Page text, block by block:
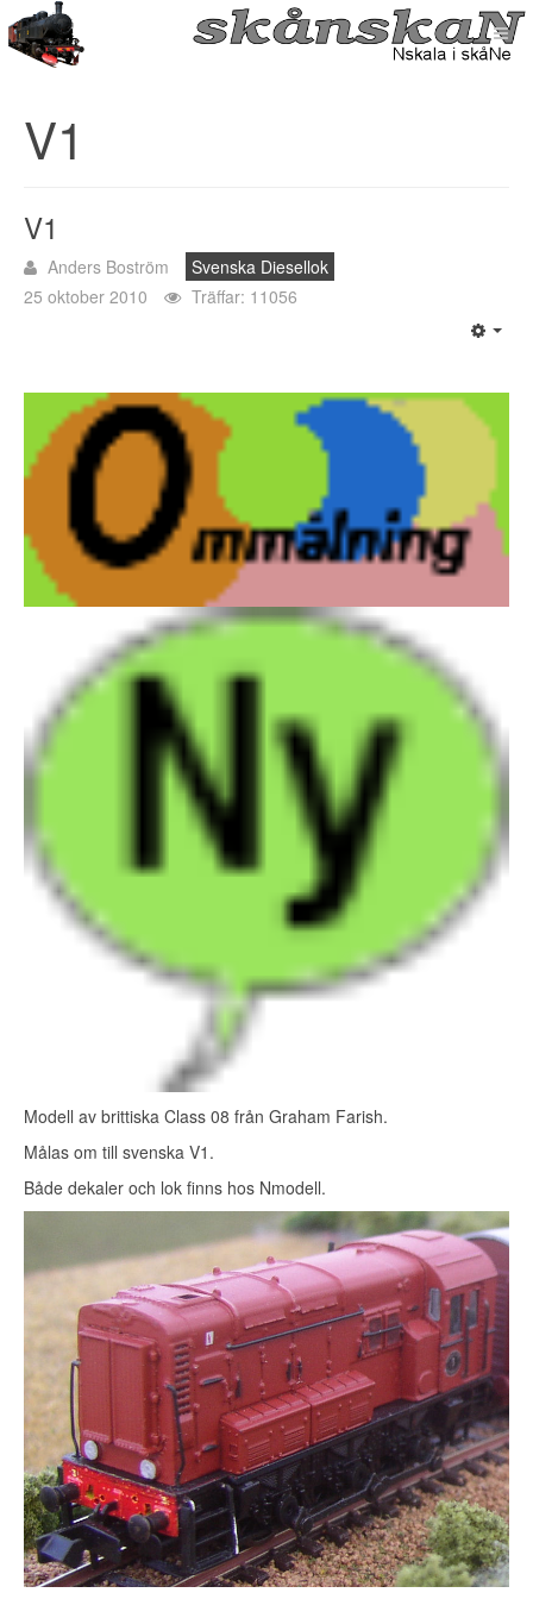
V1
V1
Anders Boström
Svenska Diesellok
25 oktober 2010
Träffar: 11056
Modell av brittiska Class 08 från Graham Farish.
Målas om till svenska V1.
Både dekaler och lok finns hos Nmodell.